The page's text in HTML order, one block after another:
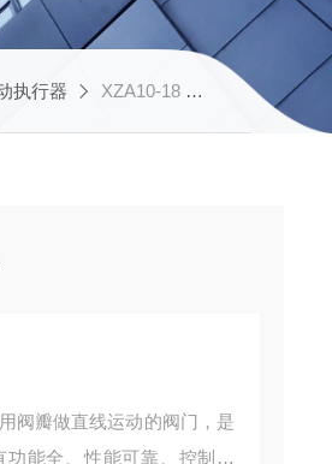
执行器 XZA10-18 36天津销售智能型铝合金多回转电动执行器
阀瓣做直线运动的阀门，是
能全、性能可靠、控制系